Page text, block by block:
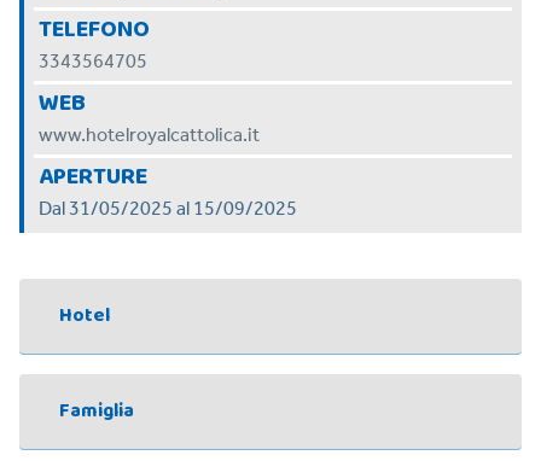
TELEFONO
3343564705
WEB
www.hotelroyalcattolica.it
APERTURE
Dal 31/05/2025 al 15/09/2025
Hotel
Famiglia